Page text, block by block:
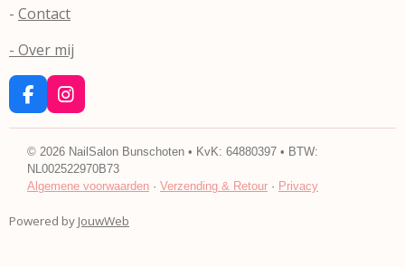
- Contact
- Over mij
F
a
c
e
b
o
k
I
n
s
t
a
g
a
© 2026 NailSalon Bunschoten • KvK: 64880397 • BTW:
NL002522970B73
Algemene voorwaarden · Verzending & Retour · Privacy
Powered by JouwWeb